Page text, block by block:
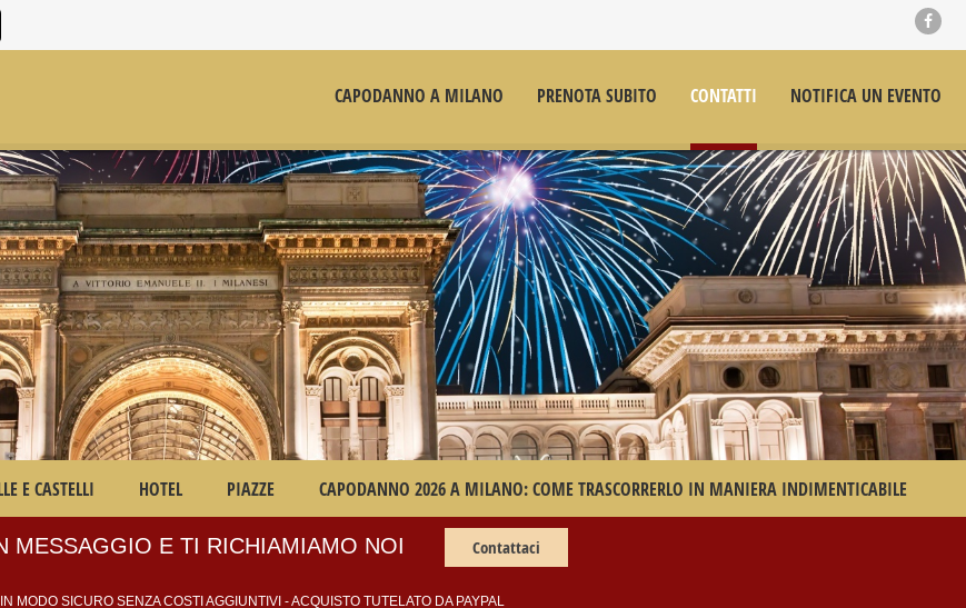
CAPODANNO A MILANO PRENOTA SUBITO CONTATTI NOTIFICA UN EVENTO
E CASTELLI HOTEL PIAZZE CAPODANNO 2026 A MILANO: COME TRASCORRERLO IN MANIERA INDIMENTICABILE
MESSAGGIO E TI RICHIAMIAMO NOI Contattaci
MODO SICURO SENZA COSTI AGGIUNTIVI - ACQUISTO TUTELATO DA PAYPAL